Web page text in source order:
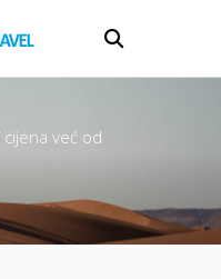
cijena već od